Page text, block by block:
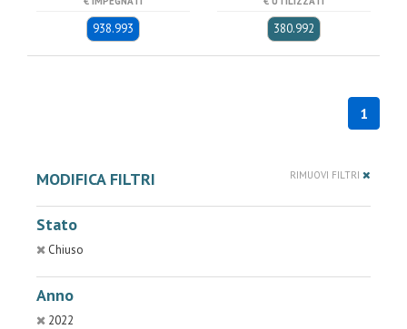
938.993 380.992
1
MODIFICA FILTRI RIMUOVI FILTRI
Stato
Chiuso
Anno
2022